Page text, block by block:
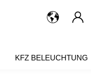
KFZ BELEUCHTUNG